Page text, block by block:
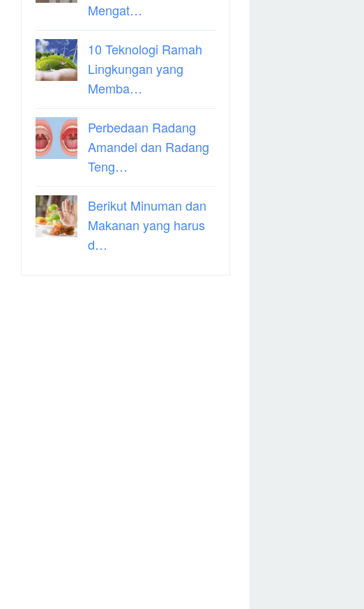
Mengat…
10 Teknologi Ramah
Lingkungan yang
Memba…
Perbedaan Radang
Amandel dan Radang
Teng…
Berikut Minuman dan
Makanan yang harus
d…